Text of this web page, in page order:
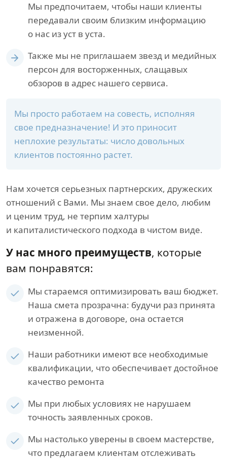
Мы предпочитаем, чтобы наши клиенты
передавали своим близким информацию
о нас из уст в уста.
Также мы не приглашаем звезд и медийных
персон для восторженных, слащавых
обзоров в адрес нашего сервиса.
Мы просто работаем на совесть, исполняя
свое предназначение! И это приносит
неплохие результаты: число довольных
клиентов постоянно растет.
Нам хочется серьезных партнерских, дружеских
отношений с Вами. Мы знаем свое дело, любим
и ценим труд, не терпим халтуры
и капиталистического подхода в чистом виде.
У нас много преимуществ, которые
вам понравятся:
Мы стараемся оптимизировать ваш бюджет.
Наша смета прозрачна: будучи раз принята
и отражена в договоре, она остается
неизменной.
Наши работники имеют все необходимые
квалификации, что обеспечивает достойное
качество ремонта
Мы при любых условиях не нарушаем
точность заявленных сроков.
Мы настолько уверены в своем мастерстве,
что предлагаем клиентам отслеживать